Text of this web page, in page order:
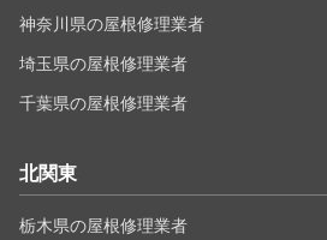
神奈川県の屋根修理業者
埼玉県の屋根修理業者
千葉県の屋根修理業者
北関東
栃木県の屋根修理業者